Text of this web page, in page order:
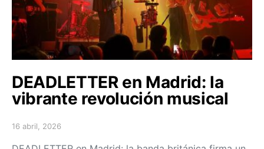
DEADLETTER en Madrid: la
vibrante revolución musical
Posted on
16 abril, 2026